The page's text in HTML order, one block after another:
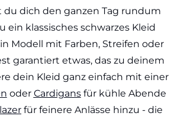
du dich den ganzen Tag rundum
ein klassisches schwarzes Kleid
Modell mit Farben, Streifen oder
garantiert etwas, das zu deinem
dein Kleid ganz einfach mit einer
oder Cardigansfür kühle Abende
für feinere Anlässe hinzu - die